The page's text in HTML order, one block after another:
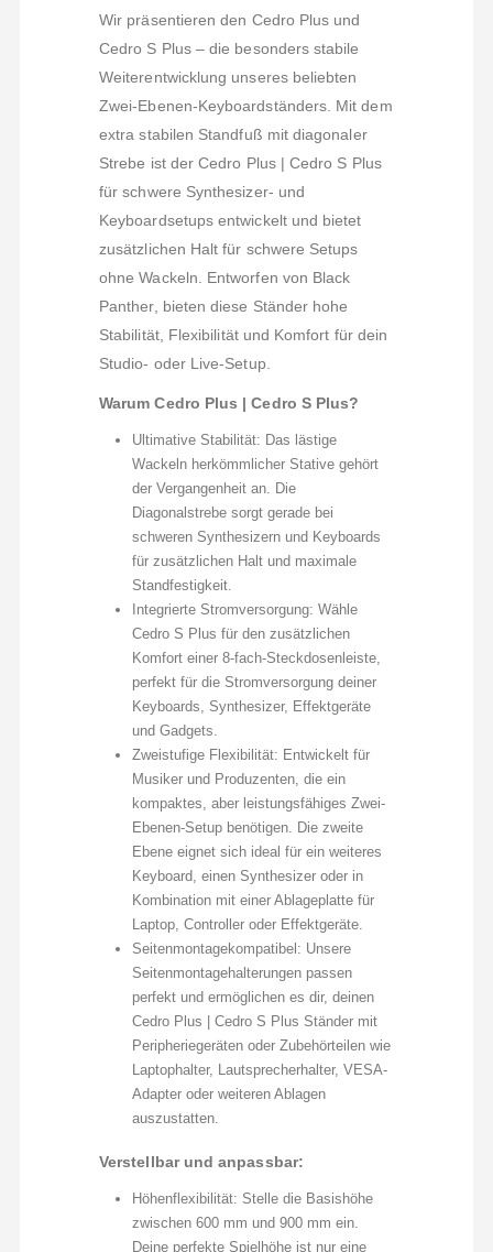
Wir präsentieren den Cedro Plus und
Cedro S Plus – die besonders stabile
Weiterentwicklung unseres beliebten
Zwei-Ebenen-Keyboardständers. Mit dem
extra stabilen Standfuß mit diagonaler
Strebe ist der Cedro Plus | Cedro S Plus
für schwere Synthesizer- und
Keyboardsetups entwickelt und bietet
zusätzlichen Halt für schwere Setups
ohne Wackeln. Entworfen von Black
Panther, bieten diese Ständer hohe
Stabilität, Flexibilität und Komfort für dein
Studio- oder Live-Setup.
Warum Cedro Plus | Cedro S Plus?
Ultimative Stabilität: Das lästige
Wackeln herkömmlicher Stative gehört
der Vergangenheit an. Die
Diagonalstrebe sorgt gerade bei
schweren Synthesizern und Keyboards
für zusätzlichen Halt und maximale
Standfestigkeit.
Integrierte Stromversorgung: Wähle
Cedro S Plus für den zusätzlichen
Komfort einer 8-fach-Steckdosenleiste,
perfekt für die Stromversorgung deiner
Keyboards, Synthesizer, Effektgeräte
und Gadgets.
Zweistufige Flexibilität: Entwickelt für
Musiker und Produzenten, die ein
kompaktes, aber leistungsfähiges Zwei-
Ebenen-Setup benötigen. Die zweite
Ebene eignet sich ideal für ein weiteres
Keyboard, einen Synthesizer oder in
Kombination mit einer Ablageplatte für
Laptop, Controller oder Effektgeräte.
Seitenmontagekompatibel: Unsere
Seitenmontagehalterungen passen
perfekt und ermöglichen es dir, deinen
Cedro Plus | Cedro S Plus Ständer mit
Peripheriegeräten oder Zubehörteilen wie
Laptophalter, Lautsprecherhalter, VESA-
Adapter oder weiteren Ablagen
auszustatten.
Verstellbar und anpassbar:
Höhenflexibilität: Stelle die Basishöhe
zwischen 600 mm und 900 mm ein.
Deine perfekte Spielhöhe ist nur eine